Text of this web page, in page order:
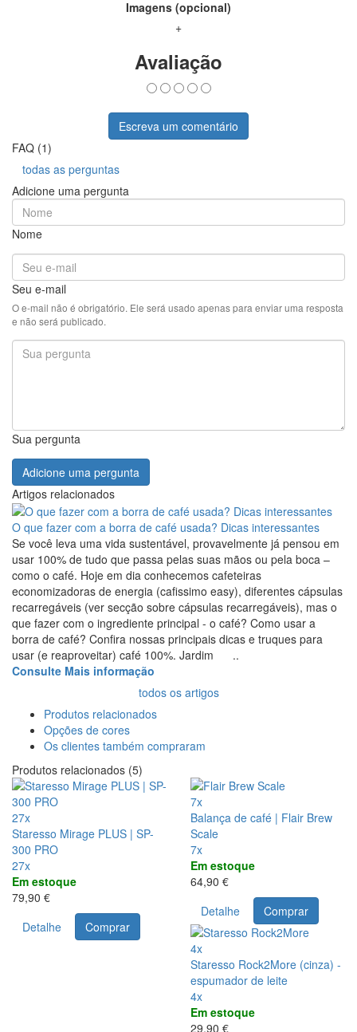
Imagens (opcional)
+
Avaliação
Escreva um comentário
FAQ (1)
todas as perguntas
Adicione uma pergunta
Nome
Seu e-mail
O e-mail não é obrigatório. Ele será usado apenas para enviar uma resposta
e não será publicado.
Sua pergunta
Adicione uma pergunta
Artigos relacionados
O que fazer com a borra de café usada? Dicas interessantes
Se você leva uma vida sustentável, provavelmente já pensou em
usar 100% de tudo que passa pelas suas mãos ou pela boca –
como o café. Hoje em dia conhecemos cafeteiras
economizadoras de energia (cafissimo easy), diferentes cápsulas
recarregáveis (ver secção sobre cápsulas recarregáveis), mas o
que fazer com o ingrediente principal - o café? Como usar a
borra de café? Confira nossas principais dicas e truques para
usar (e reaproveitar) café 100%. Jardim ..
Consulte Mais informação
todos os artigos
Produtos relacionados
Opções de cores
Os clientes também compraram
Produtos relacionados (5)
27x
Staresso Mirage PLUS | SP-
300 PRO
27x
Em estoque
79,90 €
Detalhe
Comprar
7x
Balança de café | Flair Brew
Scale
7x
Em estoque
64,90 €
Detalhe
Comprar
4x
Staresso Rock2More (cinza) -
espumador de leite
4x
Em estoque
29,90 €